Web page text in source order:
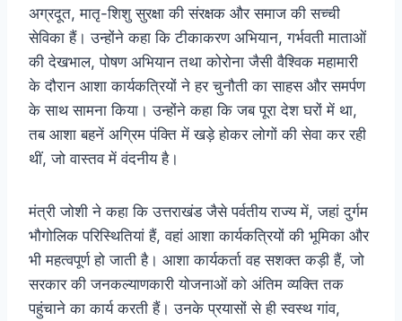
अग्रदूत, मातृ-शिशु सुरक्षा की संरक्षक और समाज की सच्ची
सेविका हैं। उन्होंने कहा कि टीकाकरण अभियान, गर्भवती माताओं
की देखभाल, पोषण अभियान तथा कोरोना जैसी वैश्विक महामारी
के दौरान आशा कार्यकत्रियों ने हर चुनौती का साहस और समर्पण
के साथ सामना किया। उन्होंने कहा कि जब पूरा देश घरों में था,
तब आशा बहनें अग्रिम पंक्ति में खड़े होकर लोगों की सेवा कर रही
थीं, जो वास्तव में वंदनीय है।
मंत्री जोशी ने कहा कि उत्तराखंड जैसे पर्वतीय राज्य में, जहां दुर्गम
भौगोलिक परिस्थितियां हैं, वहां आशा कार्यकत्रियों की भूमिका और
भी महत्वपूर्ण हो जाती है। आशा कार्यकर्ता वह सशक्त कड़ी हैं, जो
सरकार की जनकल्याणकारी योजनाओं को अंतिम व्यक्ति तक
पहुंचाने का कार्य करती हैं। उनके प्रयासों से ही स्वस्थ गांव,